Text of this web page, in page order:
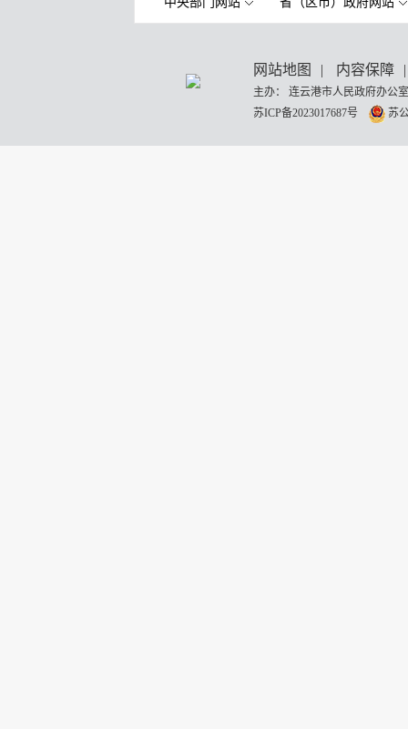
网站地图 | 内容保障 |
主办： 连云港市人民政府办
苏ICP备2023017687号
苏